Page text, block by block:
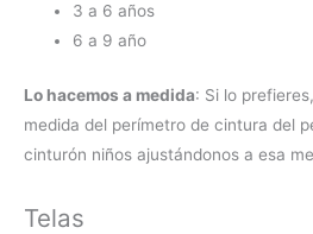
3 a 6 años
6 a 9 año
Lo hacemos a medida: Si lo
medida del perímetro de cintura del
cinturón niños ajustándonos a esa
Telas